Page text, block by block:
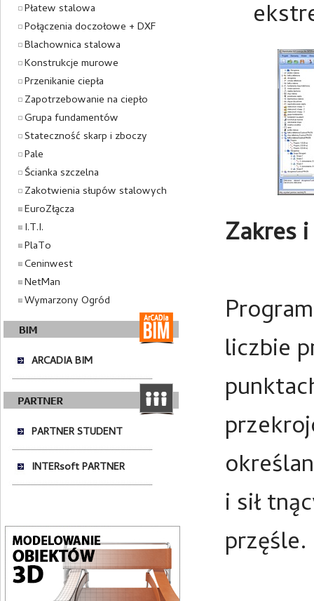
Płatew stalowa
Połączenia doczołowe + DXF
Blachownica stalowa
Konstrukcje murowe
Przenikanie ciepła
Zapotrzebowanie na ciepło
Grupa fundamentów
Stateczność skarp i zboczy
Pale
Ścianka szczelna
Zakotwienia słupów stalowych
EuroZłącza
I.T.I.
PlaTo
Ceninwest
NetMan
Wymarzony Ogród
ARCADIA BIM
PARTNER STUDENT
INTERsoft PARTNER
Zakres
liczbie
i sił
przęśle.